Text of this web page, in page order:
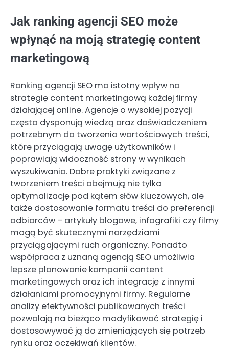
Jak ranking agencji SEO może
wpłynąć na moją strategię content
marketingową
Ranking agencji SEO ma istotny wpływ na
strategię content marketingową każdej firmy
działającej online. Agencje o wysokiej pozycji
często dysponują wiedzą oraz doświadczeniem
potrzebnym do tworzenia wartościowych treści,
które przyciągają uwagę użytkowników i
poprawiają widoczność strony w wynikach
wyszukiwania. Dobre praktyki związane z
tworzeniem treści obejmują nie tylko
optymalizację pod kątem słów kluczowych, ale
także dostosowanie formatu treści do preferencji
odbiorców – artykuły blogowe, infografiki czy filmy
mogą być skutecznymi narzędziami
przyciągającymi ruch organiczny. Ponadto
współpraca z uznaną agencją SEO umożliwia
lepsze planowanie kampanii content
marketingowych oraz ich integrację z innymi
działaniami promocyjnymi firmy. Regularne
analizy efektywności publikowanych treści
pozwalają na bieżąco modyfikować strategię i
dostosowywać ją do zmieniających się potrzeb
rynku oraz oczekiwań klientów.